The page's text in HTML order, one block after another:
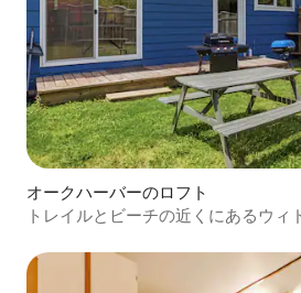
オークハーバーのロフト
トレイルとビーチの近くにあるウィ